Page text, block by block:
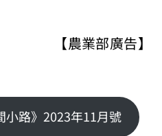
【農業部廣告】
路》2023年11月號